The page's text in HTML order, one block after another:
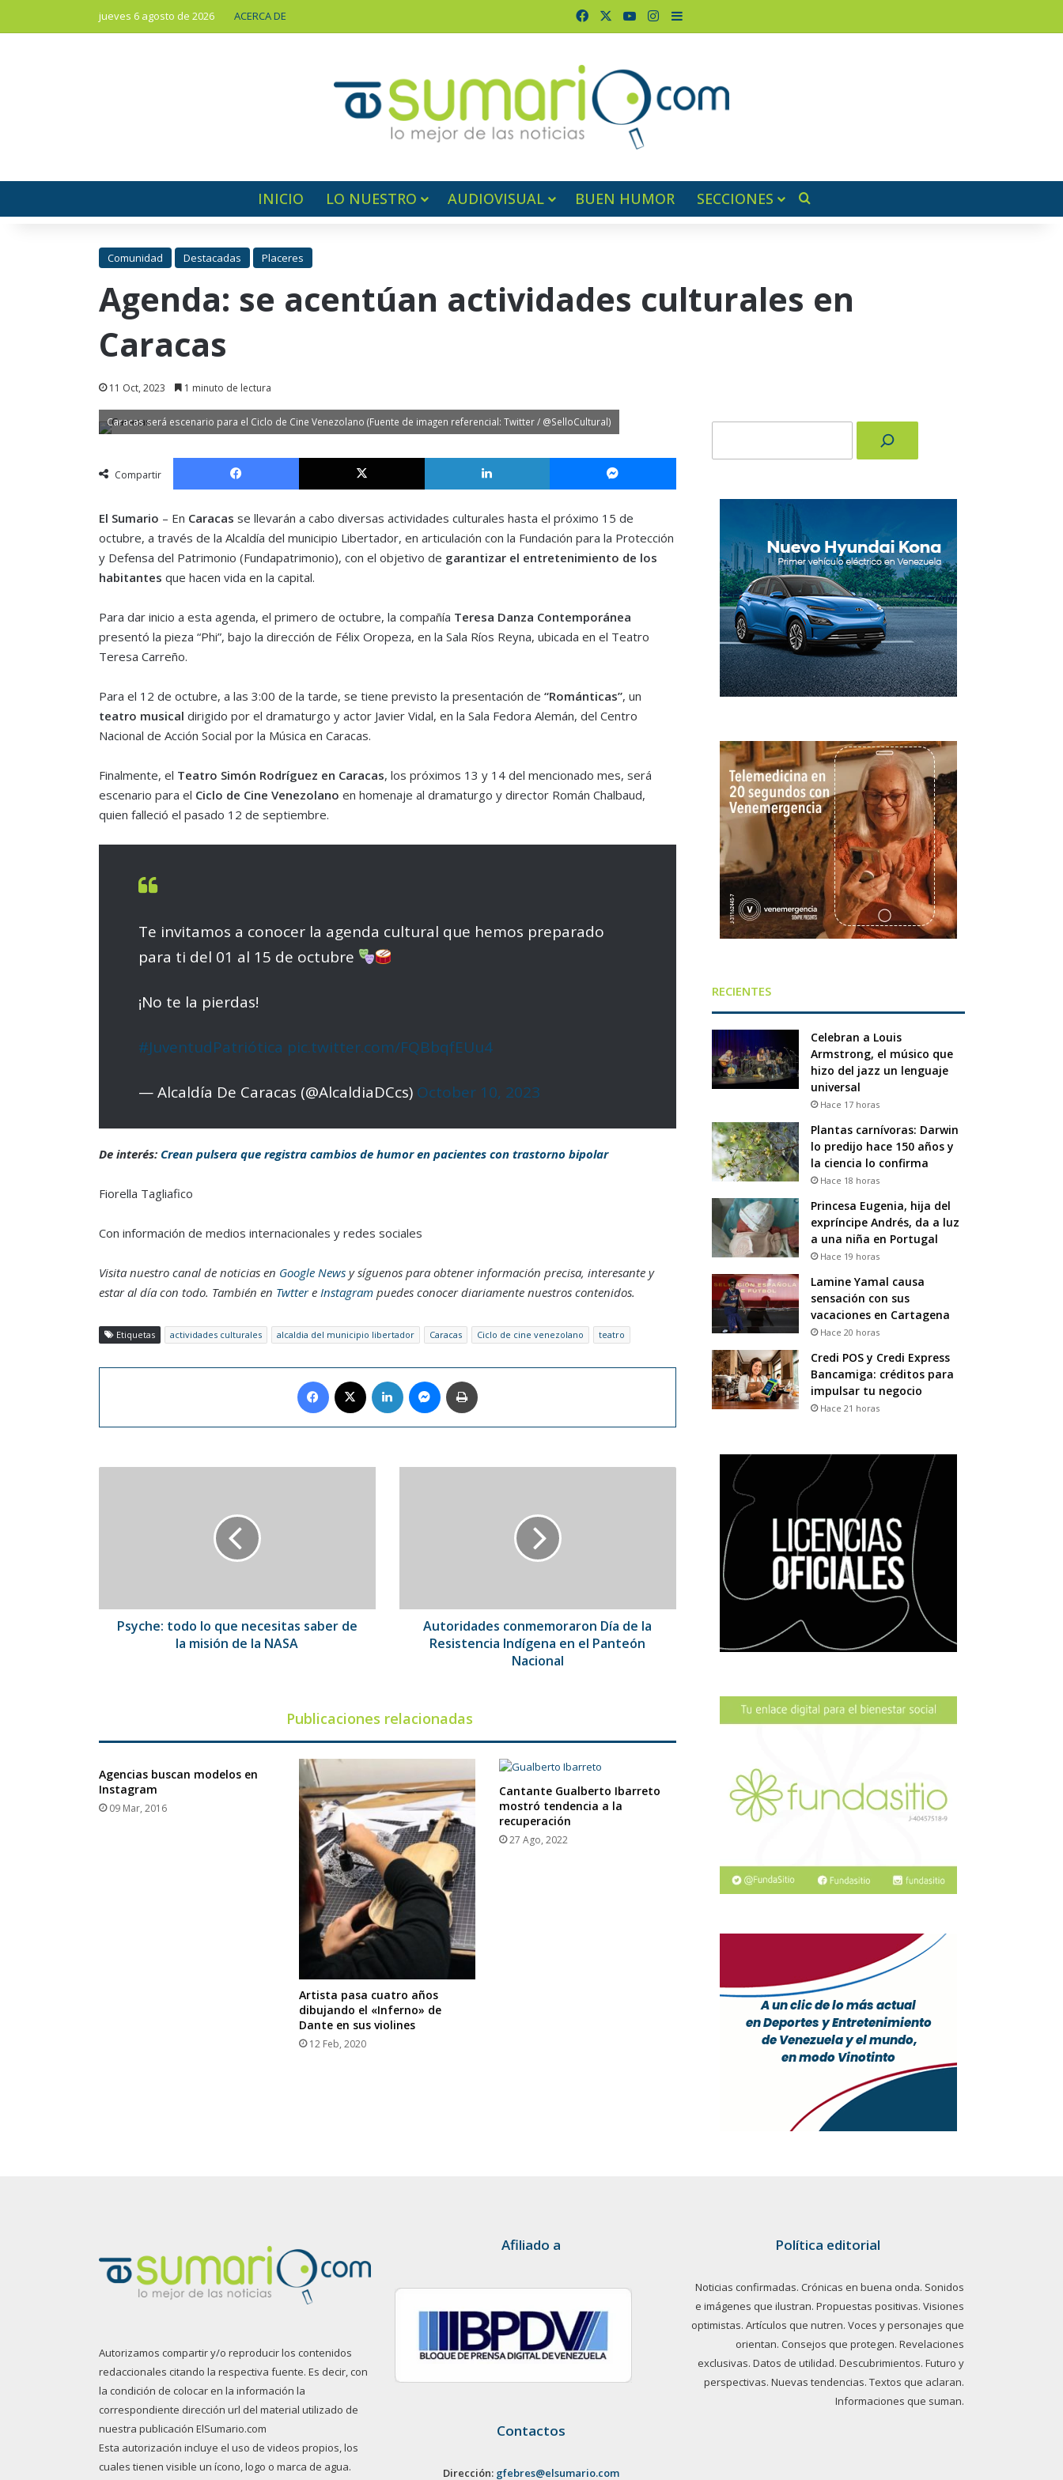
jueves 6 agosto de 2026 ACERCA DE FacebookYouTubeInstagram
Barra lateral
INICIO LO NUESTRO AUDIOVISUAL BUEN HUMOR SECCIONES
Comunidad Destacadas Placeres
Agenda: se acentúan actividades culturales en
Caracas
11 Oct, 2023 1 minuto de lectura
Caracas será escenario para el Ciclo de Cine Venezolano (Fuente de imagen referencial: Twitter / @SelloCultural)
Compartir
Facebook X LinkedIn Messenger
El Sumario – En Caracas se llevarán a cabo diversas actividades culturales hasta el próximo 15 de
octubre, a través de la Alcaldía del municipio Libertador, en articulación con la Fundación para la Protección
y Defensa del Patrimonio (Fundapatrimonio), con el objetivo de garantizar el entretenimiento de los
habitantes que hacen vida en la capital.
Para dar inicio a esta agenda, el primero de octubre, la compañía Teresa Danza Contemporánea
presentó la pieza “Phi”, bajo la dirección de Félix Oropeza, en la Sala Ríos Reyna, ubicada en el Teatro
Teresa Carreño.
Para el 12 de octubre, a las 3:00 de la tarde, se tiene previsto la presentación de “Románticas”, un
teatro musical dirigido por el dramaturgo y actor Javier Vidal, en la Sala Fedora Alemán, del Centro
Nacional de Acción Social por la Música en Caracas.
Finalmente, el Teatro Simón Rodríguez en Caracas, los próximos 13 y 14 del mencionado mes, será
escenario para el Ciclo de Cine Venezolano en homenaje al dramaturgo y director Román Chalbaud,
quien falleció el pasado 12 de septiembre.
Te invitamos a conocer la agenda cultural que hemos preparado
para ti del 01 al 15 de octubre
¡No te la pierdas!
#JuventudPatriótica pic.twitter.com/FQBbqfEUu4
— Alcaldía De Caracas (@AlcaldiaDCcs) October 10, 2023
De interés: Crean pulsera que registra cambios de humor en pacientes con trastorno bipolar
Fiorella Tagliafico
Con información de medios internacionales y redes sociales
Visita nuestro canal de noticias en Google Newsy síguenos para obtener información precisa, interesante y
estar al día con todo. También en Twttere Instagrampuedes conocer diariamente nuestros contenidos.
Etiquetas actividades culturales alcaldia del municipio libertador Caracas Ciclo de cine venezolano teatro
Facebook LinkedIn Messenger
misión
Psyche: todo lo que necesitas saber de
la misión de la NASA
el
Panteón
Nacional
Autoridades conmemoraron Día de la
Resistencia Indígena en el Panteón
Nacional
Publicaciones relacionadas
Agencias buscan modelos en
Instagram
09 Mar, 2016
Artista pasa cuatro años
dibujando el «Inferno» de
Dante en sus violines
12 Feb, 2020
Cantante Gualberto Ibarreto
mostró tendencia a la
recuperación
27 Ago, 2022
RECIENTES
Celebran a Louis
Armstrong, el músico que
hizo del jazz un lenguaje
universal
Hace 17 horas
Plantas carnívoras: Darwin
lo predijo hace 150 años y
la ciencia lo confirma
Hace 18 horas
Princesa Eugenia, hija del
expríncipe Andrés, da a luz
a una niña en Portugal
Hace 19 horas
Lamine Yamal causa
sensación con sus
vacaciones en Cartagena
Hace 20 horas
Credi POS y Credi Express
Bancamiga: créditos para
impulsar tu negocio
Hace 21 horas
Autorizamos compartir y/o reproducir los contenidos
redaccionales citando la respectiva fuente. Es decir, con
la condición de colocar en la información la
correspondiente dirección url del material utilizado de
nuestra publicación ElSumario.com
Esta autorización incluye el uso de videos propios, los
cuales tienen visible un ícono, logo o marca de agua.
Afiliado a
Contactos
Dirección: gfebres@elsumario.com
Política editorial
Noticias confirmadas. Crónicas en buena onda. Sonidos
e imágenes que ilustran. Propuestas positivas. Visiones
optimistas. Artículos que nutren. Voces y personajes que
orientan. Consejos que protegen. Revelaciones
exclusivas. Datos de utilidad. Descubrimientos. Futuro y
perspectivas. Nuevas tendencias. Textos que aclaran.
Informaciones que suman.